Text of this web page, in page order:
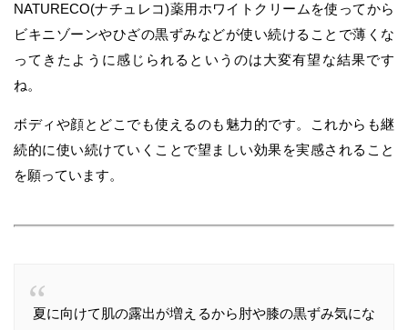
NATURECO(ナチュレコ)薬用ホワイトクリームを使ってから
ビキニゾーンやひざの黒ずみなどが使い続けることで薄くな
ってきたように感じられるというのは大変有望な結果です
ね。
ボディや顔とどこでも使えるのも魅力的です。これからも継
続的に使い続けていくことで望ましい効果を実感されること
を願っています。
夏に向けて肌の露出が増えるから肘や膝の黒ずみ気にな